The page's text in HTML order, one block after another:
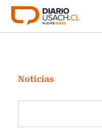
Click acá para ir
Investigación
Cultura
Programas Radio y
Noticias